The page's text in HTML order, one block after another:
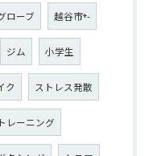
ローブ 越谷市+-
ジム 小学生
ク ストレス発散
トレーニング